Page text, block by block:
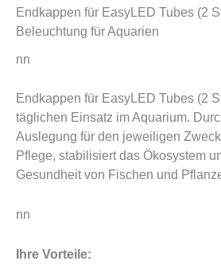
Endkappen für EasyLED Tubes (2
Beleuchtung für Aquarien
nn
Endkappen für EasyLED Tubes (2
täglichen Einsatz im Aquarium.
Auslegung für den jeweiligen
Pflege, stabilisiert das Ökosystem
Gesundheit von Fischen und
nn
Ihre Vorteile: